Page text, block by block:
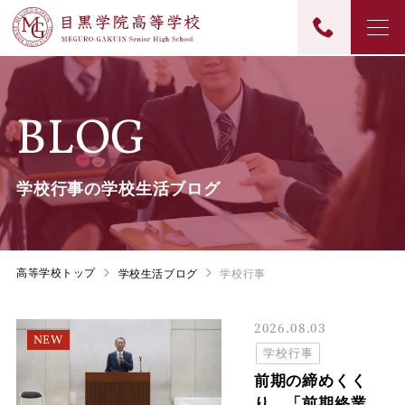
BLOG
学校行事の学校生活ブログ
高等学校トップ 学校生活ブログ 学校行事
NEW
2026.08.03
学校行事
前期の締めくく